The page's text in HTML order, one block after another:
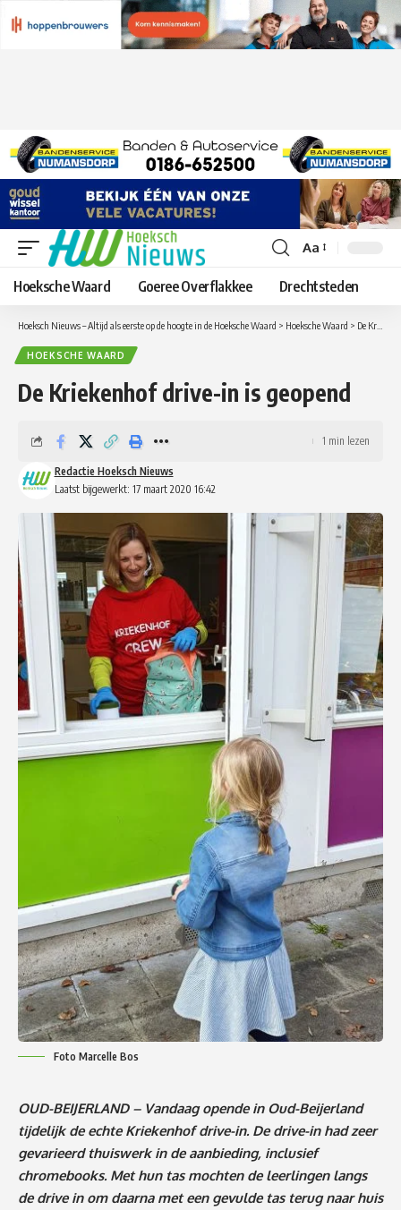
Lettergrootte
aanpassen
Aa
Hoeksche Waard Goeree Overflakkee Drechtsteden
Hoeksch Nieuws – Altijd als eerste op de hoogte in de Hoeksche Waard > Hoeksche Waard > De Kriekenhof drive-in is geopend
HOEKSCHE WAARD
De Kriekenhof drive-in is geopend
Laatst bijgewerkt: 17 maart 2020 16:42
Redactie Hoeksch Nieuws
1 min lezen
Foto Marcelle Bos
OUD-BEIJERLAND – Vandaag opende in Oud-Beijerland
tijdelijk de echte Kriekenhof drive-in. De drive-in had zeer
gevarieerd thuiswerk in de aanbieding, inclusief
chromebooks. Met hun tas mochten de leerlingen langs
de drive in om daarna met een gevulde tas terug naar huis